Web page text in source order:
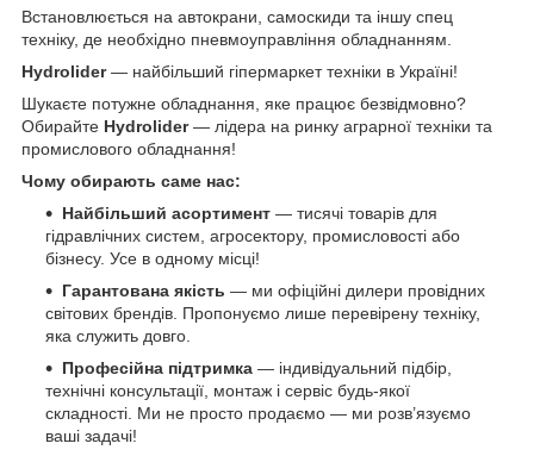
Встановлюється на автокрани, самоскиди та іншу спец
техніку, де необхідно пневмоуправління обладнанням.
Hydrolider— найбільший гіпермаркет техніки в Україні!
Шукаєте потужне обладнання, яке працює безвідмовно?
Обирайте Hydrolider— лідера на ринку аграрної техніки та
промислового обладнання!
Чому обирають саме нас:
Найбільший асортимент — тисячі товарів для
гідравлічних систем, агросектору, промисловості або
бізнесу. Усе в одному місці!
Гарантована якість — ми офіційні дилери провідних
світових брендів. Пропонуємо лише перевірену техніку,
яка служить довго.
Професійна підтримка — індивідуальний підбір,
технічні консультації, монтаж і сервіс будь-якої
складності. Ми не просто продаємо — ми розв’язуємо
ваші задачі!